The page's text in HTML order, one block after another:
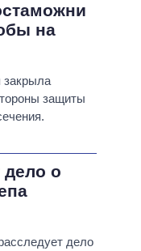
на
закрыла
защиты
дело о
дело